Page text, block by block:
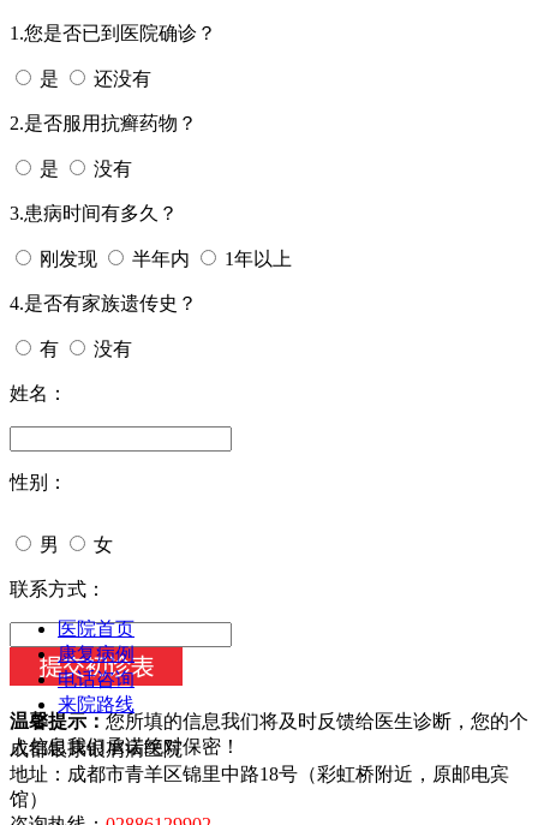
1.您是否已到医院确诊？
是 还没有
2.是否服用抗癣药物？
是 没有
3.患病时间有多久？
刚发现 半年内 1年以上
4.是否有家族遗传史？
有 没有
姓名：
性别：
男 女
今天日期：
联系方式：
温馨提示： 您所填的信息我们将及时反馈给医生诊断，您的个
人信息我们承诺绝对保密！
医院首页
康复病例
电话咨询
来院路线
成都银康银屑病医院
地址：成都市青羊区锦里中路18号（彩虹桥附近，原邮电宾
馆）